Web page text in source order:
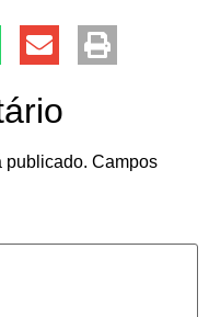
publicado. Campos